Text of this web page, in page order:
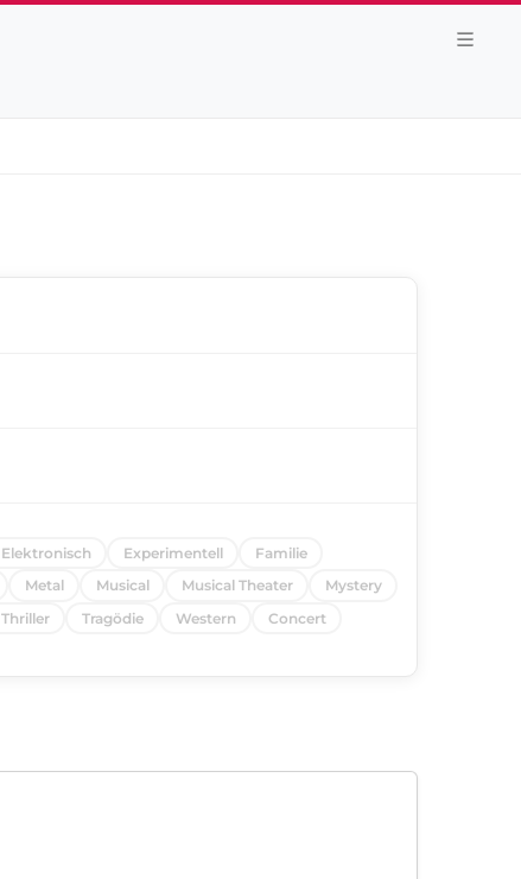
Elektronisch Experimentell
Familie
Metal Musical Musical Theater
Mystery
Thriller Tragödie Western
Concert